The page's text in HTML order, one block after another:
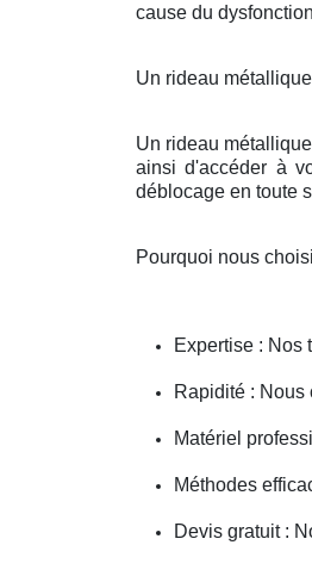
cause du
Un rideau
Un rideau
ainsi d'accéder à
déblocage en toute
Pourquoi nous
Expertise : Nos
Rapidité : Nous
Matériel
Méthodes
Devis gratuit :